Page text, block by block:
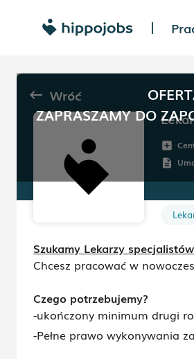
|
ZAPRASZAMY DO
keyboard_backspace Wróć
add_box
description
Szukamy Lekarzy
Chcesz pracować w
Czego potrzebujemy?
-ukończony minimum drugi
-Pełne prawo wykonywania